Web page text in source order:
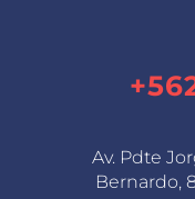
Av. Pdte
Bernardo,